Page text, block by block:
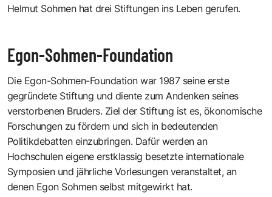
Helmut Sohmen hat drei Stiftungen ins Leben gerufen.
Egon-Sohmen-Foundation
Die Egon-Sohmen-Foundation war 1987 seine erste
gegründete Stiftung und diente zum Andenken seines
verstorbenen Bruders. Ziel der Stiftung ist es, ökonomische
Forschungen zu fördern und sich in bedeutenden
Politikdebatten einzubringen. Dafür werden an
Hochschulen eigene erstklassig besetzte internationale
Symposien und jährliche Vorlesungen veranstaltet, an
denen Egon Sohmen selbst mitgewirkt hat.